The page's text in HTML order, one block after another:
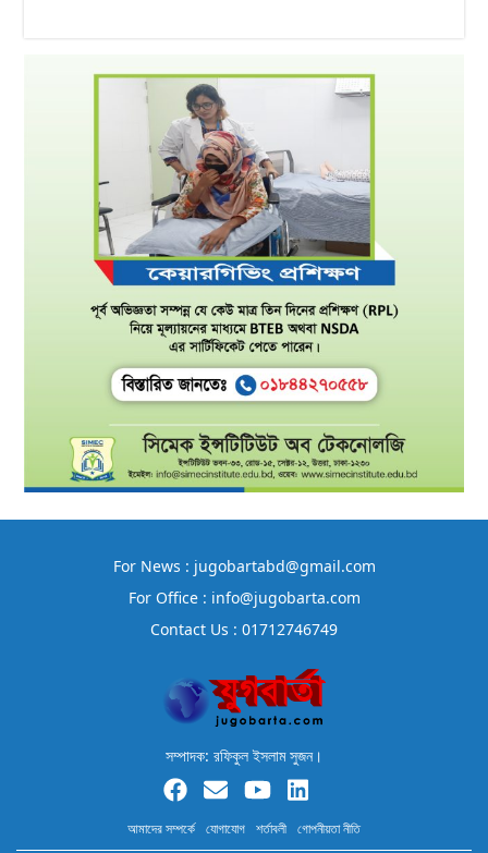
For News : jugobartabd@gmail.com
For Office : info@jugobarta.com
Contact Us : 01712746749
সম্পাদক: রফিকুল ইসলাম সুজন।
আমাদের সম্পর্কে যোগাযোগ শর্তাবলী গোপনীয়তা নীতি